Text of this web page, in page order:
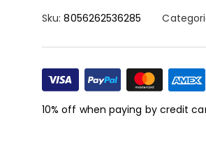
Sku: 8056262536285
10% off when paying by credit